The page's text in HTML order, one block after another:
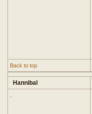
Back to top
Hannibal
.